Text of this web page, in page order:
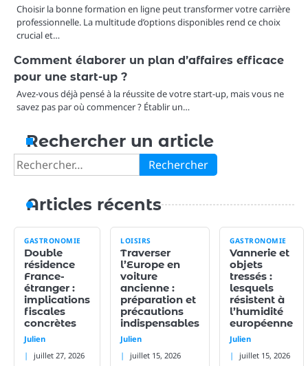
Choisir la bonne formation en ligne peut transformer votre carrière
professionnelle. La multitude d’options disponibles rend ce choix
crucial et…
Comment élaborer un plan d’affaires efficace
pour une start-up ?
Avez-vous déjà pensé à la réussite de votre start-up, mais vous ne
savez pas par où commencer ? Établir un…
Rechercher un article
Rechercher :
Articles récents
GASTRONOMIE
Double
résidence
France-
étranger :
implications
fiscales
concrètes
Julien
juillet 27, 2026
LOISIRS
Traverser
l’Europe en
voiture
ancienne :
préparation et
précautions
indispensables
Julien
juillet 15, 2026
GASTRONOMIE
Vannerie et
objets
tressés :
lesquels
résistent à
l’humidité
européenne
Julien
juillet 15, 2026